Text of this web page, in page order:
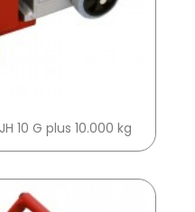
10 G plus 10.000 kg